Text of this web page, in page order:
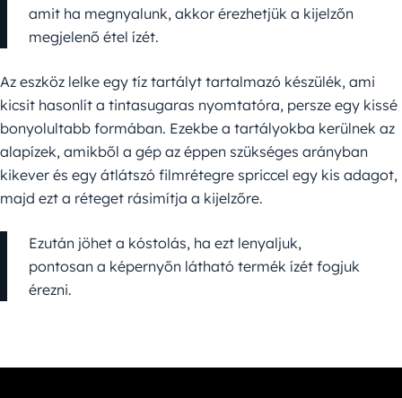
amit ha megnyalunk, akkor érezhetjük a kijelzőn
megjelenő étel ízét.
Az eszköz lelke egy tíz tartályt tartalmazó készülék, ami
kicsit hasonlít a tintasugaras nyomtatóra, persze egy kissé
bonyolultabb formában. Ezekbe a tartályokba kerülnek az
alapízek, amikből a gép az éppen szükséges arányban
kikever és egy átlátszó filmrétegre spriccel egy kis adagot,
majd ezt a réteget rásimítja a kijelzőre.
Ezután jöhet a kóstolás, ha ezt lenyaljuk,
pontosan a képernyőn látható termék ízét fogjuk
érezni.